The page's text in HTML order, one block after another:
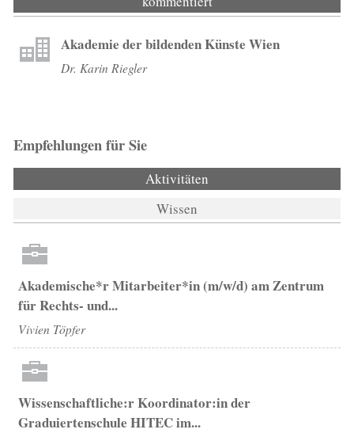
Akademie der bildenden Künste Wien
Dr. Karin Riegler
Empfehlungen für Sie
Aktivitäten
Wissen
Akademische*r Mitarbeiter*in (m/w/d) am Zentrum
für Rechts- und...
Vivien Töpfer
Wissenschaftliche:r Koordinator:in der
Graduiertenschule HITEC im...